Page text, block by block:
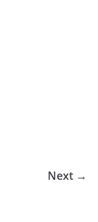
Next →